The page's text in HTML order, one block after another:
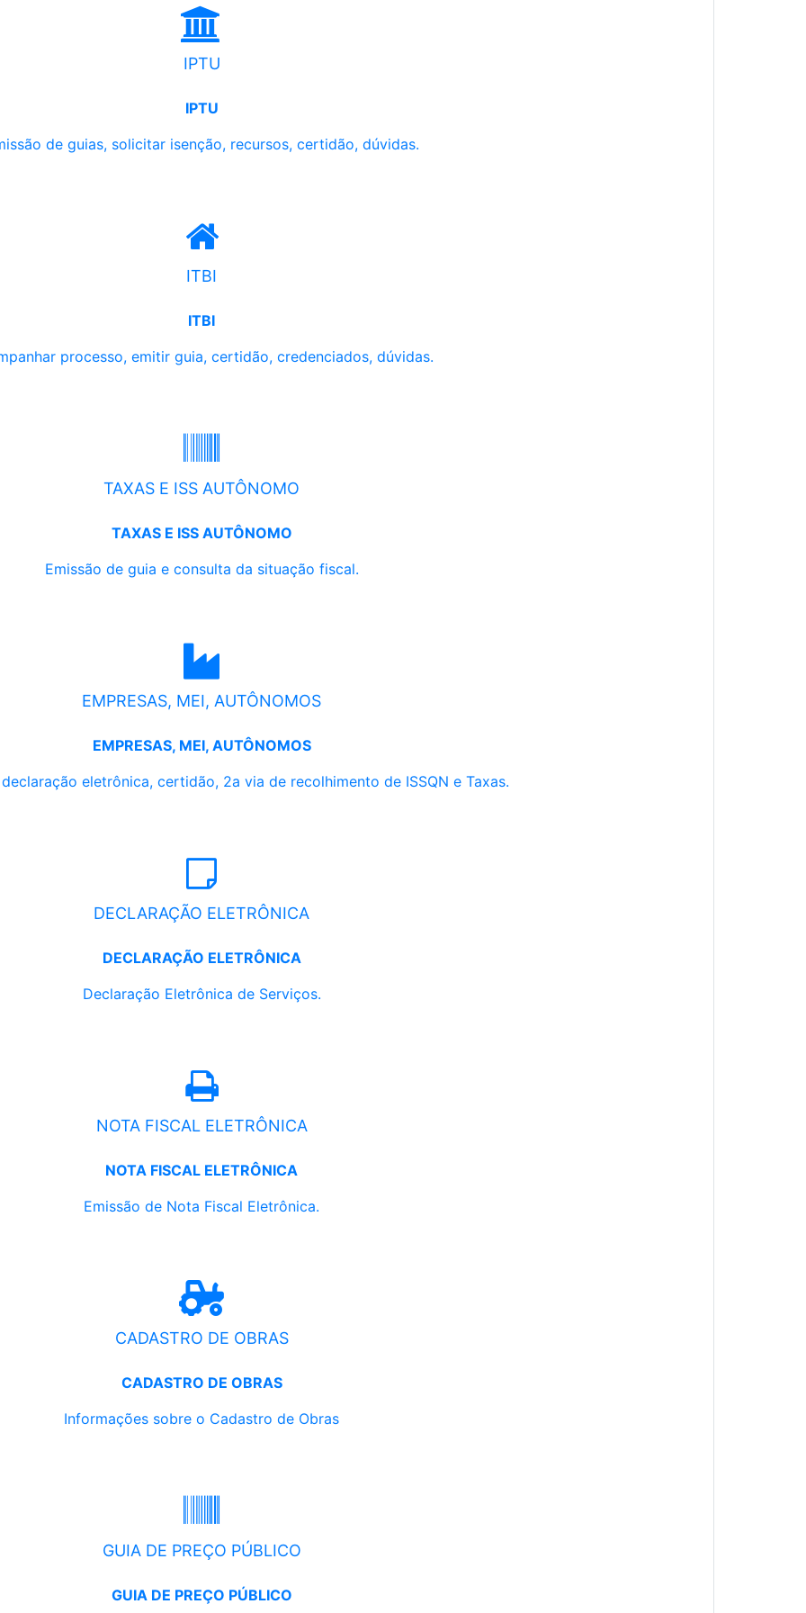
IPTU
IPTU
de guias, solicitar isenção, recursos, certidão, dúvidas.
ITBI
ITBI
processo, emitir guia, certidão, credenciados, dúvidas.
TAXAS E ISS AUTÔNOMO
TAXAS E ISS AUTÔNOMO
Emissão de guia e consulta da situação fiscal.
EMPRESAS, MEI, AUTÔNOMOS
EMPRESAS, MEI, AUTÔNOMOS
eletrônica, certidão, 2a via de recolhimento de ISSQN e Taxas.
DECLARAÇÃO ELETRÔNICA
DECLARAÇÃO ELETRÔNICA
Declaração Eletrônica de Serviços.
NOTA FISCAL ELETRÔNICA
NOTA FISCAL ELETRÔNICA
Emissão de Nota Fiscal Eletrônica.
CADASTRO DE OBRAS
CADASTRO DE OBRAS
Informações sobre o Cadastro de Obras
GUIA DE PREÇO PÚBLICO
GUIA DE PREÇO PÚBLICO